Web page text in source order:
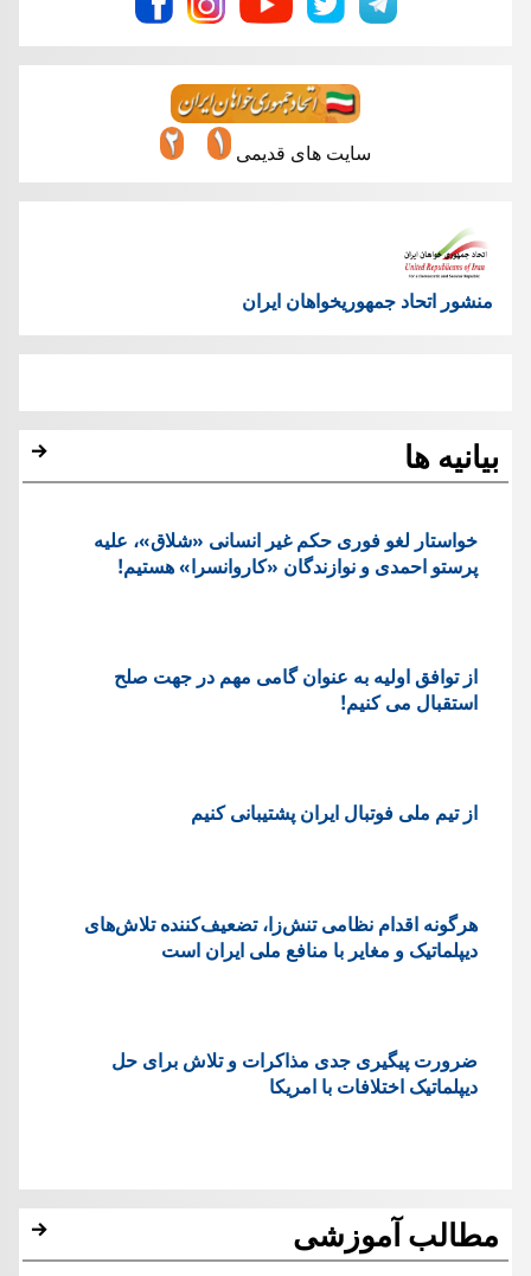
سایت های قدیمی
منشور اتحاد جمهوریخواهان ایران
بیانیه ها
خواستار لغو فوری حکم غیر انسانی «شلاق»، علیه
پرستو احمدی و نوازندگان «کاروانسرا» هستیم!
از توافق اولیه به عنوان گامی مهم در جهت صلح
استقبال می کنیم!
از تیم ملی فوتبال ایران پشتیبانی کنیم
هرگونه اقدام نظامی تنش‌زا، تضعیف‌کننده تلاش‌های
دیپلماتیک و مغایر با منافع ملی ایران است
ضرورت پیگیری جدی مذاکرات و تلاش برای حل
دیپلماتیک اختلافات با امریکا
مطالب آموزشی